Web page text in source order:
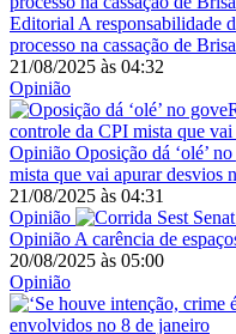
Editorial A responsabilidade
processo na cassação de
21/08/2025 às 04:32
Opinião
Opinião Oposição dá ‘olé’
mista que vai apurar desvios
21/08/2025 às 04:31
Opinião
Opinião A carência de
20/08/2025 às 05:00
Opinião